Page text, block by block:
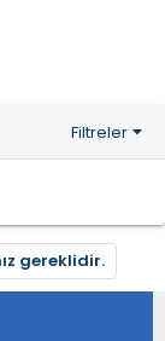
Filtreler
gereklidir.